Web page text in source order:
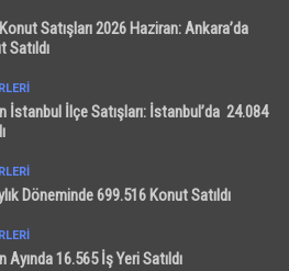
Satışları 2026 Haziran: Ankara’da
Satıldı
İstanbul İlçe Satışları: İstanbul’da 24.084
Döneminde 699.516 Konut Satıldı
Ayında 16.565 İş Yeri Satıldı